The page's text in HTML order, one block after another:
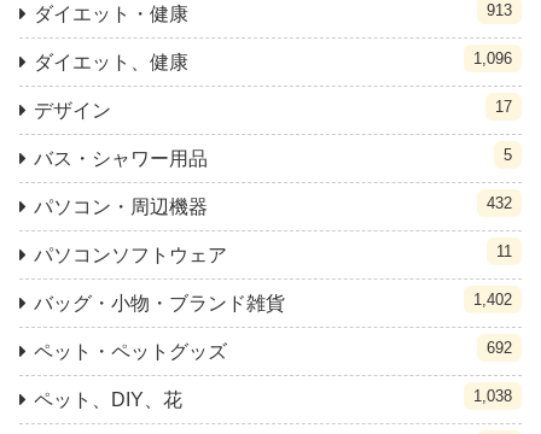
ダイエット・健康 913
ダイエット、健康 1,096
デザイン 17
バス・シャワー用品 5
パソコン・周辺機器 432
パソコンソフトウェア 11
バッグ・小物・ブランド雑貨 1,402
ペット・ペットグッズ 692
ペット、DIY、花 1,038